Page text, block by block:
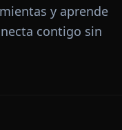
y aprende
contigo sin